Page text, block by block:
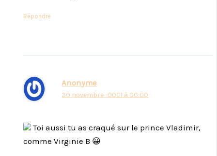
Répondre
Anonyme
30 novembre -0001 à 00:00
Toi aussi tu as craqué sur le prince Vladimir,
comme Virginie B 😀